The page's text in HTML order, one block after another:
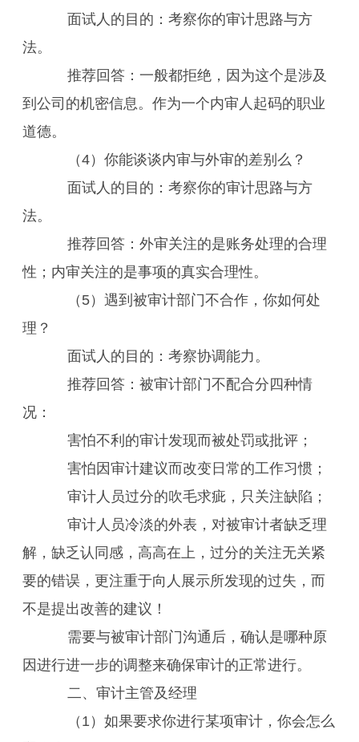
面试人的目的：考察你的审计思路与方
法。
推荐回答：一般都拒绝，因为这个是涉及
到公司的机密信息。作为一个内审人起码的职业
道德。
（4）你能谈谈内审与外审的差别么？
面试人的目的：考察你的审计思路与方
法。
推荐回答：外审关注的是账务处理的合理
性；内审关注的是事项的真实合理性。
（5）遇到被审计部门不合作，你如何处
理？
面试人的目的：考察协调能力。
推荐回答：被审计部门不配合分四种情
况：
害怕不利的审计发现而被处罚或批评；
害怕因审计建议而改变日常的工作习惯；
审计人员过分的吹毛求疵，只关注缺陷；
审计人员冷淡的外表，对被审计者缺乏理
解，缺乏认同感，高高在上，过分的关注无关紧
要的错误，更注重于向人展示所发现的过失，而
不是提出改善的建议！
需要与被审计部门沟通后，确认是哪种原
因进行进一步的调整来确保审计的正常进行。
二、审计主管及经理
（1）如果要求你进行某项审计，你会怎么